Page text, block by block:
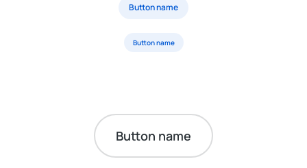
Button name
Button name
Button name